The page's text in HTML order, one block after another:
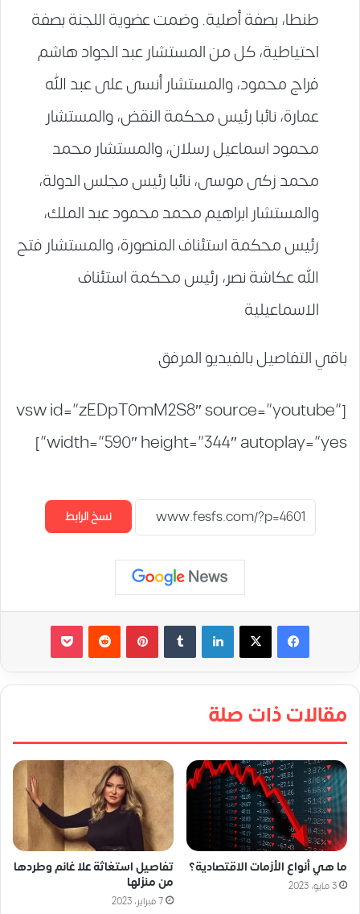
طنطا، بصفة أصلية. وضمت عضوية اللجنة بصفة
احتياطية، كل من المستشار عبد الجواد هاشم
فراج محمود، والمستشار أنسى على عبد الله
عمارة، نائبا رئيس محكمة النقض، والمستشار
محمود اسماعيل رسلان، والمستشار محمد
محمد زكى موسى، نائبا رئيس مجلس الدولة،
والمستشار ابراهيم محمد محمود عبد الملك،
رئيس محكمة استئناف المنصورة، والمستشار فتح
الله عكاشة نصر، رئيس محكمة استئناف
الاسماعيلية
باقي التفاصيل بالفيديو المرفق
[vsw id=”zEDpT0mM2S8″ source=”youtube”
width=”590″ height=”344″ autoplay=”yes”]
نسخ الرابط
لينكدإن بينتيريست
مقالات ذات صلة
ما هي أنواع الأزمات الاقتصادية؟
3 مايو، 2023
تفاصيل استغاثة علا غانم وطردها
من منزلها
7 فبراير، 2023